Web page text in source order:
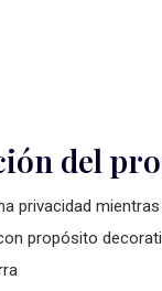
del
privacidad
propósito